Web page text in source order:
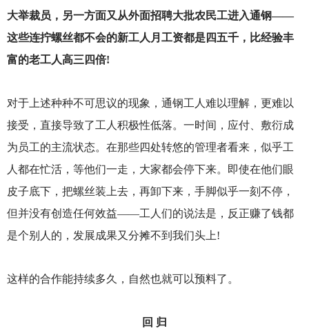
大举裁员，另一方面又从外面招聘大批农民工进入通钢——
这些连拧螺丝都不会的新工人月工资都是四五千，比经验丰
富的老工人高三四倍!
对于上述种种不可思议的现象，通钢工人难以理解，更难以
接受，直接导致了工人积极性低落。一时间，应付、敷衍成
为员工的主流状态。在那些四处转悠的管理者看来，似乎工
人都在忙活，等他们一走，大家都会停下来。即使在他们眼
皮子底下，把螺丝装上去，再卸下来，手脚似乎一刻不停，
但并没有创造任何效益——工人们的说法是，反正赚了钱都
是个别人的，发展成果又分摊不到我们头上!
这样的合作能持续多久，自然也就可以预料了。
回 归